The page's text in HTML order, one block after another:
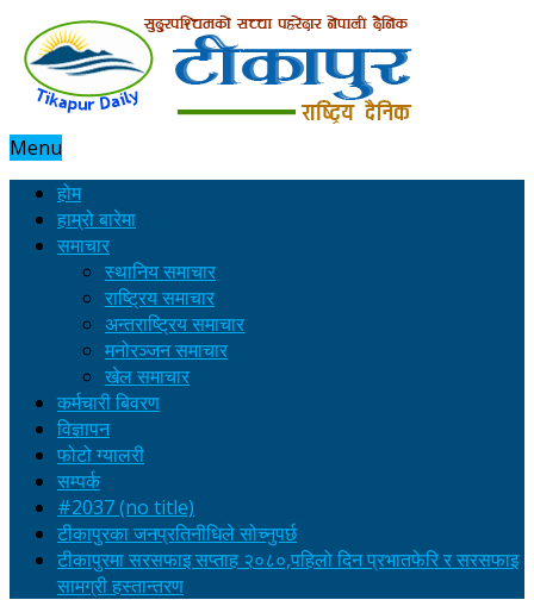
Menu
होम
हाम्रो बारेमा
समाचार
स्थानिय समाचार
राष्ट्रिय समाचार
अन्तराष्ट्रिय समाचार
मनोरञ्जन समाचार
खेल समाचार
कर्मचारी बिवरण
विज्ञापन
फोटो ग्यालरी
सम्पर्क
#2037 (no title)
टीकापुरका जनप्रतिनीधिले सोच्नुपर्छ
टीकापुरमा सरसफाइ सप्ताह २०८०,पहिलो दिन प्रभातफेरि र सरसफाइ
सामग्री हस्तान्तरण